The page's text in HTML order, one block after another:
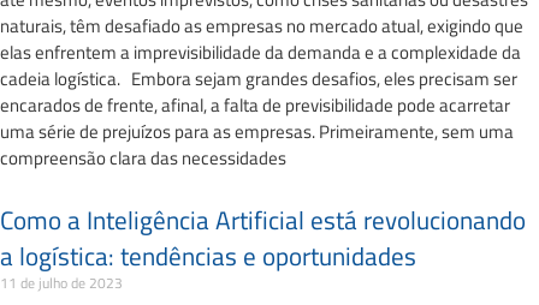
naturais, têm desafiado as empresas no mercado atual, exigindo que
elas enfrentem a imprevisibilidade da demanda e a complexidade da
cadeia logística. Embora sejam grandes desafios, eles precisam ser
encarados de frente, afinal, a falta de previsibilidade pode acarretar
uma série de prejuízos para as empresas. Primeiramente, sem uma
compreensão clara das necessidades
Como a Inteligência Artificial está revolucionando
a logística: tendências e oportunidades
11 de julho de 2023